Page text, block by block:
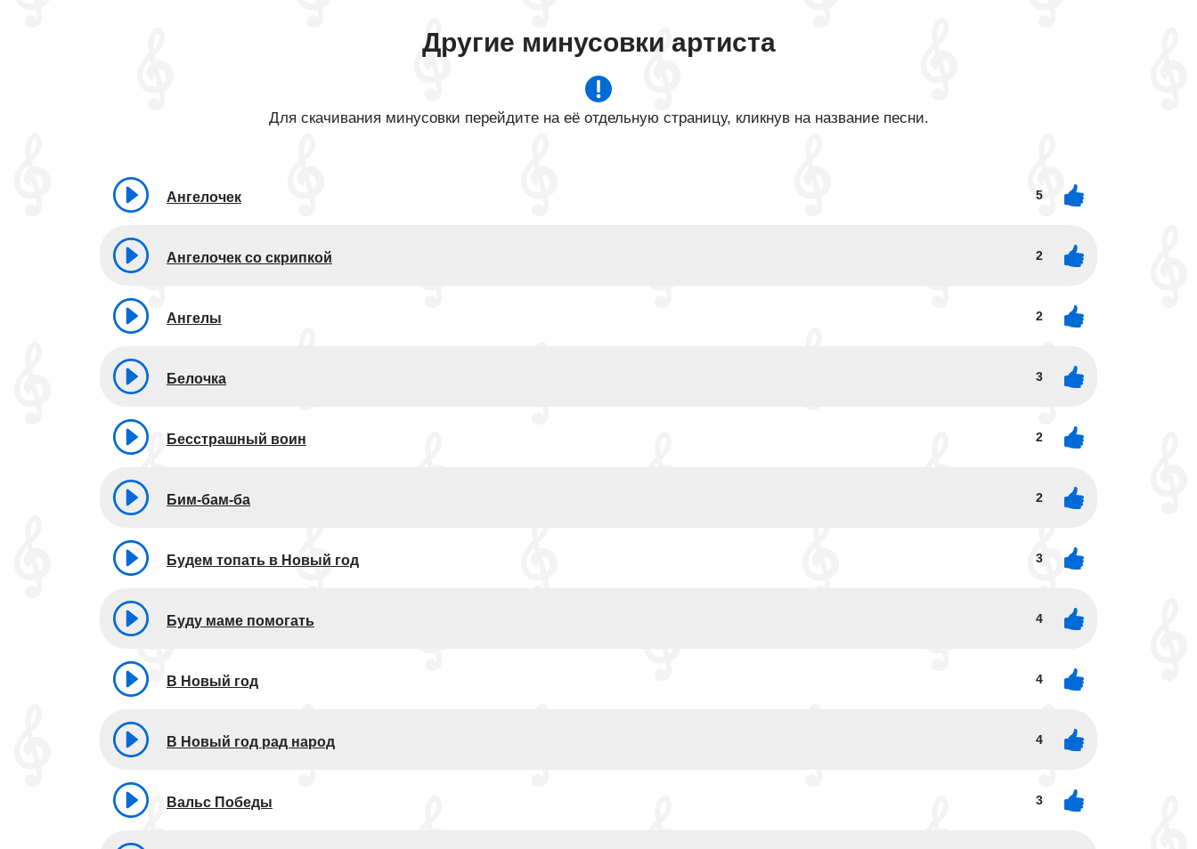
Другие минусовки артиста
Для скачивания минусовки перейдите на её отдельную страницу, кликнув на название песни.
Ангелочек 5
Ангелочек со скрипкой 2
Ангелы 2
Белочка 3
Бесстрашный воин 2
Бим-бам-ба 2
Будем топать в Новый год 3
Буду маме помогать 4
В Новый год 4
В Новый год рад народ 4
Вальс Победы 3